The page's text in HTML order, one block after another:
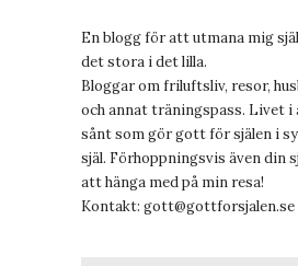
En blogg för att utmana mig
det stora i det lilla.
Bloggar om friluftsliv, resor,
och annat träningspass. Livet i
sånt som gör gott för själen i
själ. Förhoppningsvis även din
att hänga med på min resa!
Kontakt: gott@gottforsjalen.se